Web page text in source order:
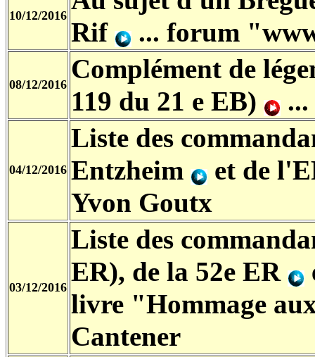
10/12/2016
Rif
... forum
08/12/2016 Complément de
119 du 21 e EB)
04/12/2016
Liste des
Entzheim
et de
Yvon Goutx
03/12/2016
Liste des
ER), de la 52e ER
livre "Hommage
Cantener